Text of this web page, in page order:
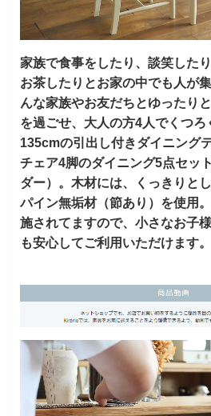
家族で食事をしたり、談笑した
お茶したりとお家の中でも人が
んな家族やお友だちとゆったり
を過ごせ、大人の方4人でくつ
135cmの引出し付きダイニング
チェア4脚のダイニング5点セッ
ダー）。木材には、くっきりと
パイン無垢材（節あり）を使用
施されてますので、小さなお子
も安心してご利用いただけます。